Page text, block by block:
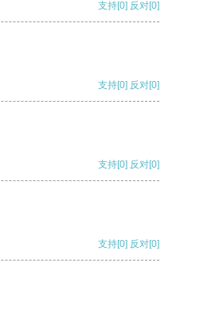
支持[0] 反对[0]
支持[0] 反对[0]
支持[0] 反对[0]
支持[0] 反对[0]